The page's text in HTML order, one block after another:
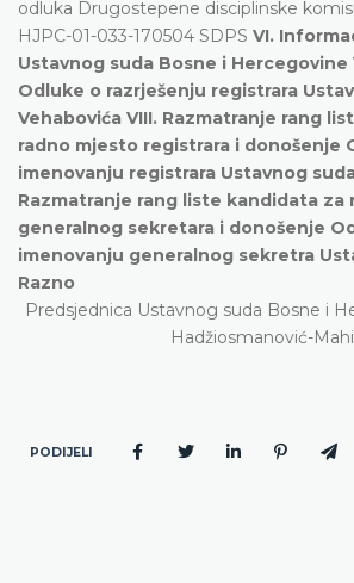
odluka Drugostepene disciplinske
HJPC-01-033-170504 SDPS VI.
Ustavnog suda Bosne i Hercegovine
Odluke o razrješenju registrara
Vehabovića VIII. Razmatranje rang
radno mjesto registrara i donošenje
imenovanju registrara Ustavnog
Razmatranje rang liste kandidata za
generalnog sekretara i donošenje
imenovanju generalnog sekretra
Razno
Predsjednica Ustavnog suda Bosne i
Hadžiosmanović-
PODIJELI